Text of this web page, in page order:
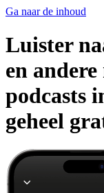
Ga naar de inhoud
Luister
en
podcasts
geheel